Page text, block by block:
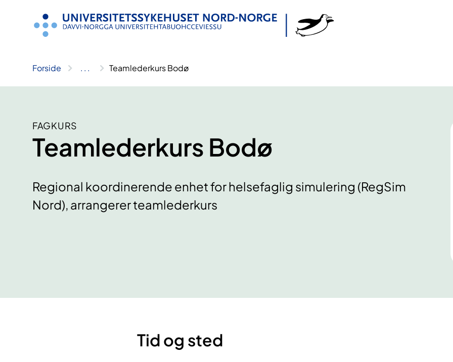
Forside .. . Teamlederkurs Bodø
FAGKURS
Teamlederkurs Bodø
Regional koordinerende enhet for helsefaglig simulering (RegSim
Nord), arrangerer teamlederkurs
Tid og sted